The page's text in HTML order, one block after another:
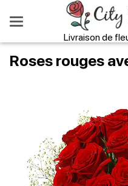
Livraison de
Roses rouges